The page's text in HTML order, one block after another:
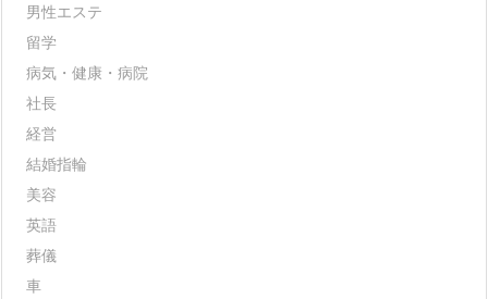
男性エステ
留学
病気・健康・病院
社長
経営
結婚指輪
美容
英語
葬儀
車